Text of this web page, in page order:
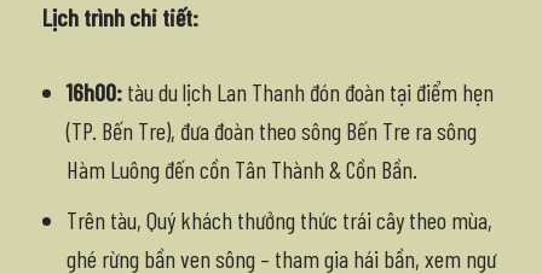
Lịch trình chi tiết:
16h00: tàu du lịch Lan Thanh đón đoàn tại điểm hẹn
(TP. Bến Tre), đưa đoàn theo sông Bến Tre ra sông
Hàm Luông đến cồn Tân Thành & Cồn Bần.
Trên tàu, Quý khách thưởng thức trái cây theo mùa,
ghé rừng bần ven sông – tham gia hái bần, xem ngư